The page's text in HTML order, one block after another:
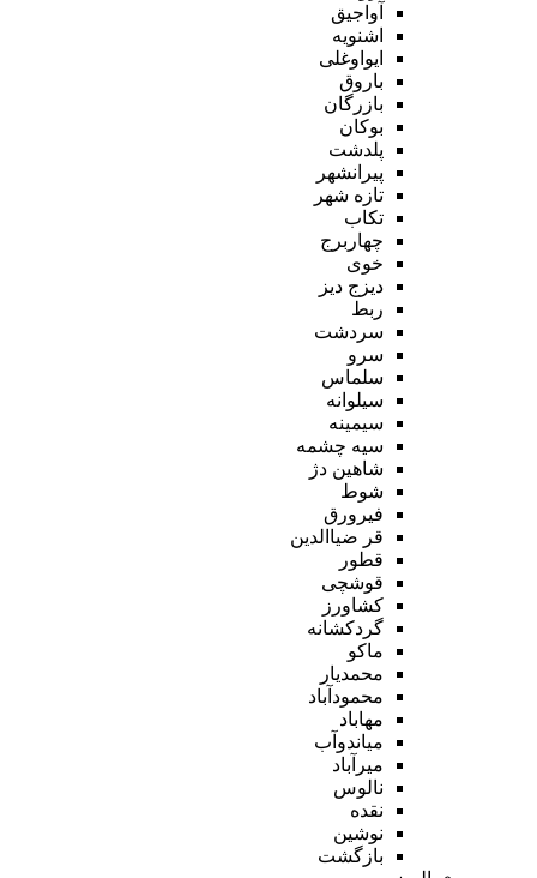
آواجیق
اشنویه
ایواوغلی
باروق
بازرگان
بوکان
پلدشت
پیرانشهر
تازه شهر
تکاب
چهاربرج
خوی
دیزج دیز
ربط
سردشت
سرو
سلماس
سیلوانه
سیمینه
سیه چشمه
شاهین دژ
شوط
فیرورق
قر ضیاالدین
قطور
قوشچی
کشاورز
گردکشانه
ماکو
محمدیار
محمودآباد
مهاباد
میاندوآب
میرآباد
نالوس
نقده
نوشین
بازگشت